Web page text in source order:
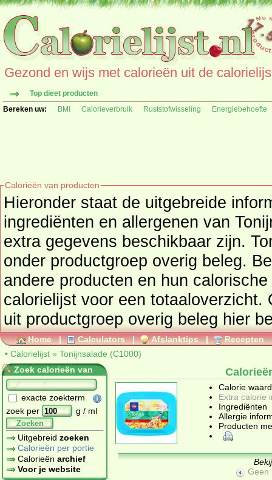
Gezond en wijs met calorieën uit de
Top dieet producten
Bereken uw:
BMI Calorieverbruik Ruststofwisseling Energiebehoefte
Calorieën van producten
Hieronder staat de uitgebreide
ingrediënten en allergenen van Tonijnsalade (C1000) als deze
extra gegevens beschikbaar zijn.
onder productgroep overig beleg. Bent u nieuwsgierig naar
andere producten en hun calorische
calorielijst voor een totaaloverzicht.
uit productgroep overig beleg hier
Home | Calculators | Afslanktips | Recepten
• Calorielijst » Tonijnsalade (C1000)
Zoek calorieën van
exacte zoekterm
zoek per
g / ml
Zoeken
Uitgebreid zoeken
Calorieën per portie
Calorieën archief
Voor je website
Calorie
Extra calorie
Ingrediënten
Allergie
Producten
Geen